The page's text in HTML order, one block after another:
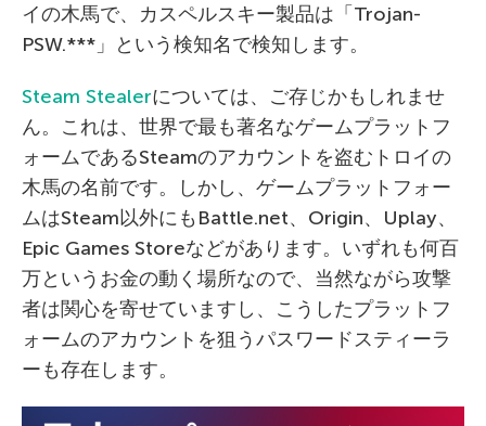
イの木馬で、カスペルスキー製品は「Trojan-
PSW.***」という検知名で検知します。
Steam Stealerについては、ご存じかもしれませ
ん。これは、世界で最も著名なゲームプラットフ
ォームであるSteamのアカウントを盗むトロイの
木馬の名前です。しかし、ゲームプラットフォー
ムはSteam以外にもBattle.net、Origin、Uplay、
Epic Games Storeなどがあります。いずれも何百
万というお金の動く場所なので、当然ながら攻撃
者は関心を寄せていますし、こうしたプラットフ
ォームのアカウントを狙うパスワードスティーラ
ーも存在します。